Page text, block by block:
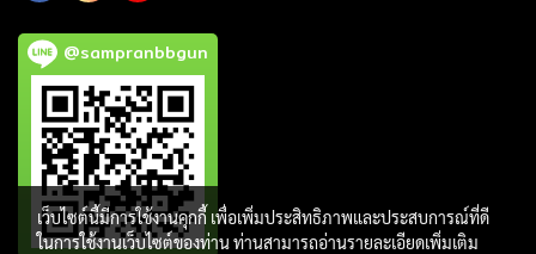
@sampranbbgun
เว็บไซต์นี้มีการใช้งานคุกกี้ เพื่อเพิ่มประสิทธิภาพและประสบการณ์ที่ดี
ในการใช้งานเว็บไซต์ของท่าน ท่านสามารถอ่านรายละเอียดเพิ่มเติม